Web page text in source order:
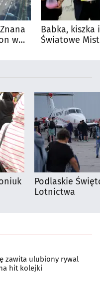
w
Babka, kiszka
Światowe
Podlaskie
Lotnictwa
zawita ulubiony rywal
hit kolejki